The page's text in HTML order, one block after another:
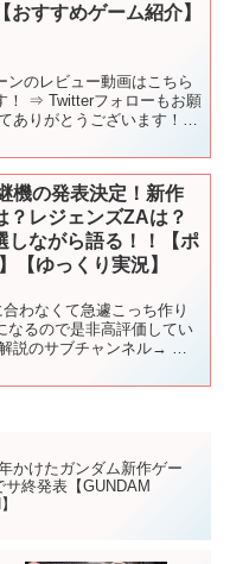
おすすめゲーム紹介】
ンのレビュー動画はこちら
！ ⇒ Twitterフォローもお願
ありがとうございます！
機の発表決定！新作
？レジェンズZAは？
しながら語る！！【ポ
【ゆっくり実況】
わなくて急遽こっち作り
なるので是非高評価してい
説のサブチャンネル→ 🌸
かけたガンダム新作ゲー
サ終発表【GUNDAM